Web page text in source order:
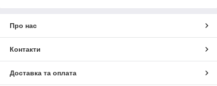
Про нас
Контакти
Доставка та оплата